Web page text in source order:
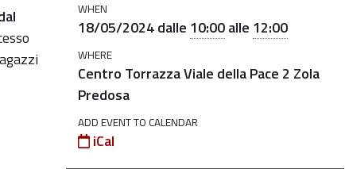
WHEN
18/05/2024dalle 10:00alle 12:00
WHERE
Centro Torrazza Viale della Pace 2 Zola
Predosa
ADD EVENT TO CALENDAR
iCal